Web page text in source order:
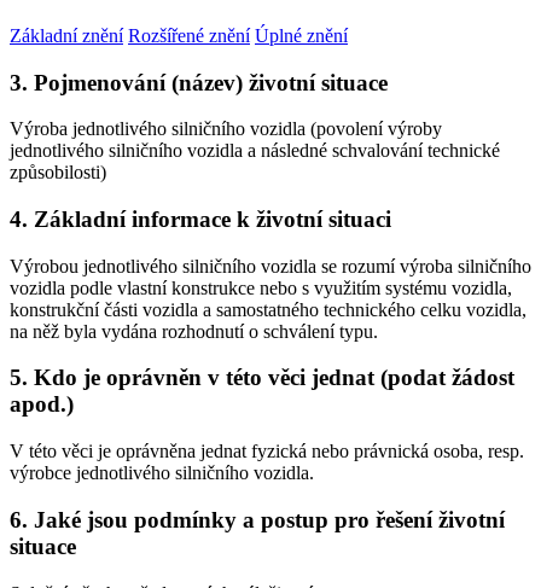
Základní znění Rozšířené znění Úplné znění
3. Pojmenování (název) životní situace
Výroba jednotlivého silničního vozidla (povolení výroby
jednotlivého silničního vozidla a následné schvalování technické
způsobilosti)
4. Základní informace k životní situaci
Výrobou jednotlivého silničního vozidla se rozumí výroba silničního
vozidla podle vlastní konstrukce nebo s využitím systému vozidla,
konstrukční části vozidla a samostatného technického celku vozidla,
na něž byla vydána rozhodnutí o schválení typu.
5. Kdo je oprávněn v této věci jednat (podat žádost
apod.)
V této věci je oprávněna jednat fyzická nebo právnická osoba, resp.
výrobce jednotlivého silničního vozidla.
6. Jaké jsou podmínky a postup pro řešení životní
situace